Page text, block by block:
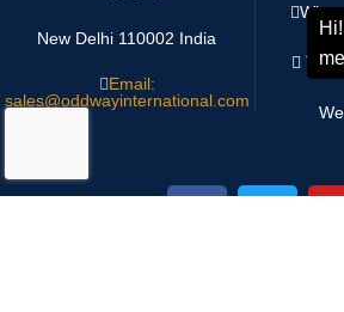
New Delhi 110002 India
Email:
sales@oddwayinternational.com